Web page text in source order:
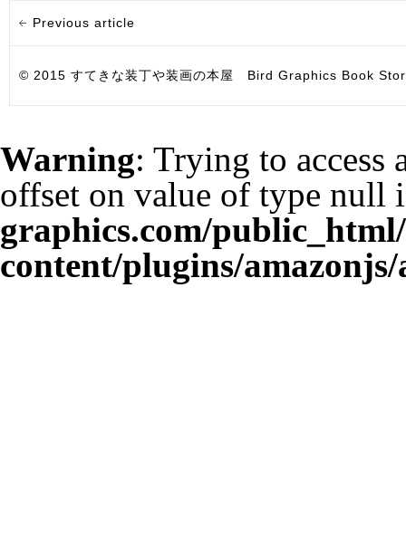
Previous article
© 2015 すてきな装丁や装画の本屋 Bird Graphics Book
Warning: Trying to access
offset on value of type null
graphics.com/
content/plugins/